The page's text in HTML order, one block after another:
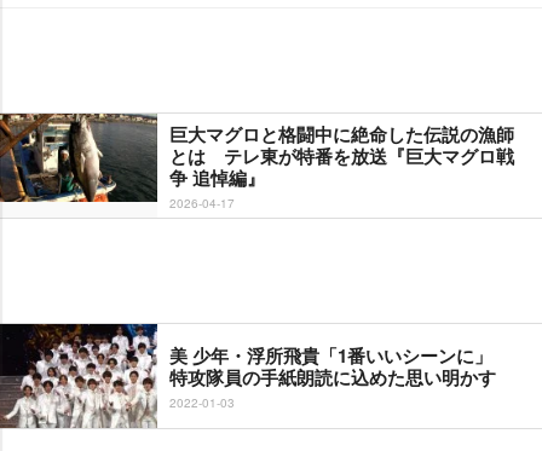
巨大マグロと格闘中に絶命した伝説の漁師
とは テレ東が特番を放送『巨大マグロ戦
争 追悼編』
2026-04-17
美 少年・浮所飛貴「1番いいシーンに」
特攻隊員の手紙朗読に込めた思い明かす
2022-01-03